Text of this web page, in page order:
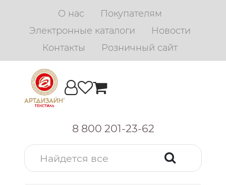
О нас
Покупателям
Электронные каталоги
Новости
Контакты
Розничный сайт
8 800 201-23-62